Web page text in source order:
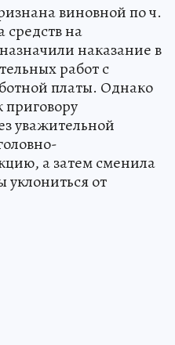
виновной по ч.
средств на
наказание в
работ с
платы. Однако
приговору
уважительной
а затем сменила
уклониться от